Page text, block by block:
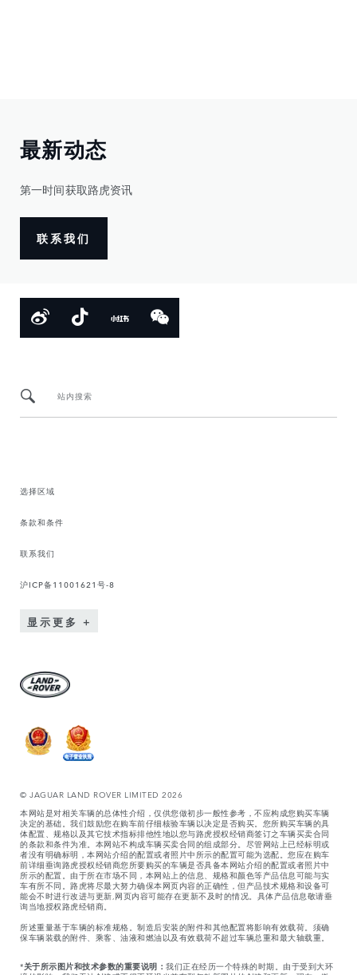
最新动态
第一时间获取路虎资讯
联系我们
站内搜索
选择区域
条款和条件
联系我们
沪ICP备11001621号-8
显示更多
© JAGUAR LAND ROVER LIMITED 2026
本网站是对相关车辆的总体性介绍，仅供您做初步一般性参考，不应构成您购买车辆
决定的基础。我们鼓励您在购车前仔细核验车辆以决定是否购买。您所购买车辆的具
体配置、规格以及其它技术指标排他性地以您与路虎授权经销商签订之车辆买卖合同
的条款和条件为准。本网站不构成车辆买卖合同的组成部分。尽管网站上已经标明或
者没有明确标明，本网站介绍的配置或者照片中所示的配置可能为选配。您应在购车
前详细垂询路虎授权经销商您所要购买的车辆是否具备本网站介绍的配置或者照片中
所示的配置。由于所在市场不同，本网站上的信息、规格和颜色等产品信息可能与实
车有所不同。路虎将尽最大努力确保本网页内容的正确性，但产品技术规格和设备可
能会不时进行改进与更新,网页内容可能存在更新不及时的情况。具体产品信息敬请垂
询当地授权路虎经销商。
所述重量基于车辆的标准规格。制造后安装的附件和其他配置将影响有效载荷。须确
保车辆装载的附件、乘客、油液和燃油以及有效载荷不超过车辆总重和最大轴载重。
*关于所示图片和技术参数的重要说明： 我们正在经历一个特殊的时期。由于受到大环